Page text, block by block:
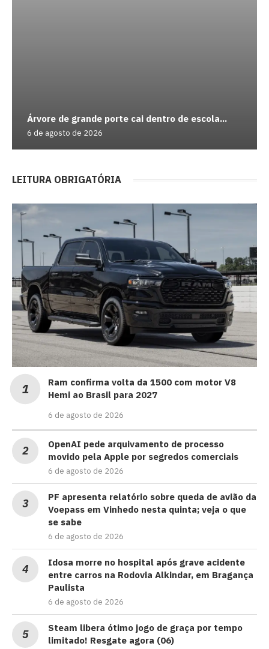
Árvore de grande porte cai dentro de escola...
6 de agosto de 2026
LEITURA OBRIGATÓRIA
Ram confirma volta da 1500 com motor V8
Hemi ao Brasil para 2027
6 de agosto de 2026
OpenAI pede arquivamento de processo
movido pela Apple por segredos comerciais
6 de agosto de 2026
PF apresenta relatório sobre queda de avião da
Voepass em Vinhedo nesta quinta; veja o que
se sabe
6 de agosto de 2026
Idosa morre no hospital após grave acidente
entre carros na Rodovia Alkindar, em Bragança
Paulista
6 de agosto de 2026
Steam libera ótimo jogo de graça por tempo
limitado! Resgate agora (06)